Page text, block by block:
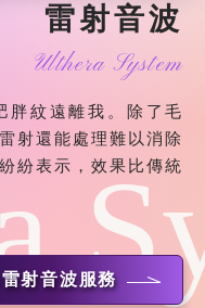
雷射音波
Ulthera System
胖紋遠離我。除了毛
射還能處理難以消除
紛表示，效果比傳統
射音波服務